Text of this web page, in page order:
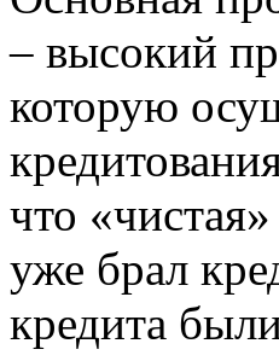
– высокий
которую
что «чистая»
уже брал
кредита